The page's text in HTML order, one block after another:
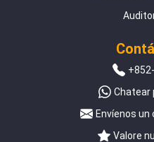
Chatear
Envíenos
Valore